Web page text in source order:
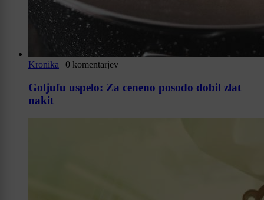
Kronika | 0 komentarjev
Goljufu uspelo: Za ceneno posodo dobil zlat
nakit